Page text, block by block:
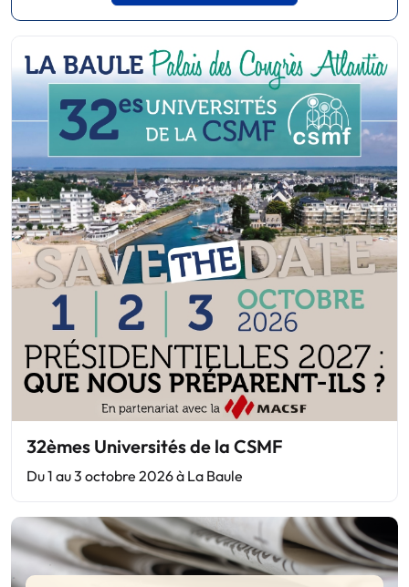
32èmes Universités de la CSMF
Du 1 au 3 octobre 2026 à La Baule